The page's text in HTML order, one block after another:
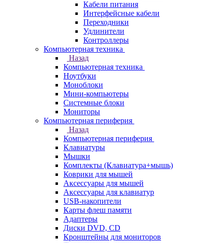
Кабели питания
Интерфейсные кабели
Переходники
Удлинители
Контроллеры
Компьютерная техника
Назад
Компьютерная техника
Ноутбуки
Моноблоки
Мини-компьютеры
Системные блоки
Мониторы
Компьютерная периферия
Назад
Компьютерная периферия
Клавиатуры
Мышки
Комплекты (Клавиатура+мышь)
Коврики для мышей
Аксессуары для мышей
Аксессуары для клавиатур
USB-накопители
Карты флеш памяти
Адаптеры
Диски DVD, CD
Кронштейны для мониторов